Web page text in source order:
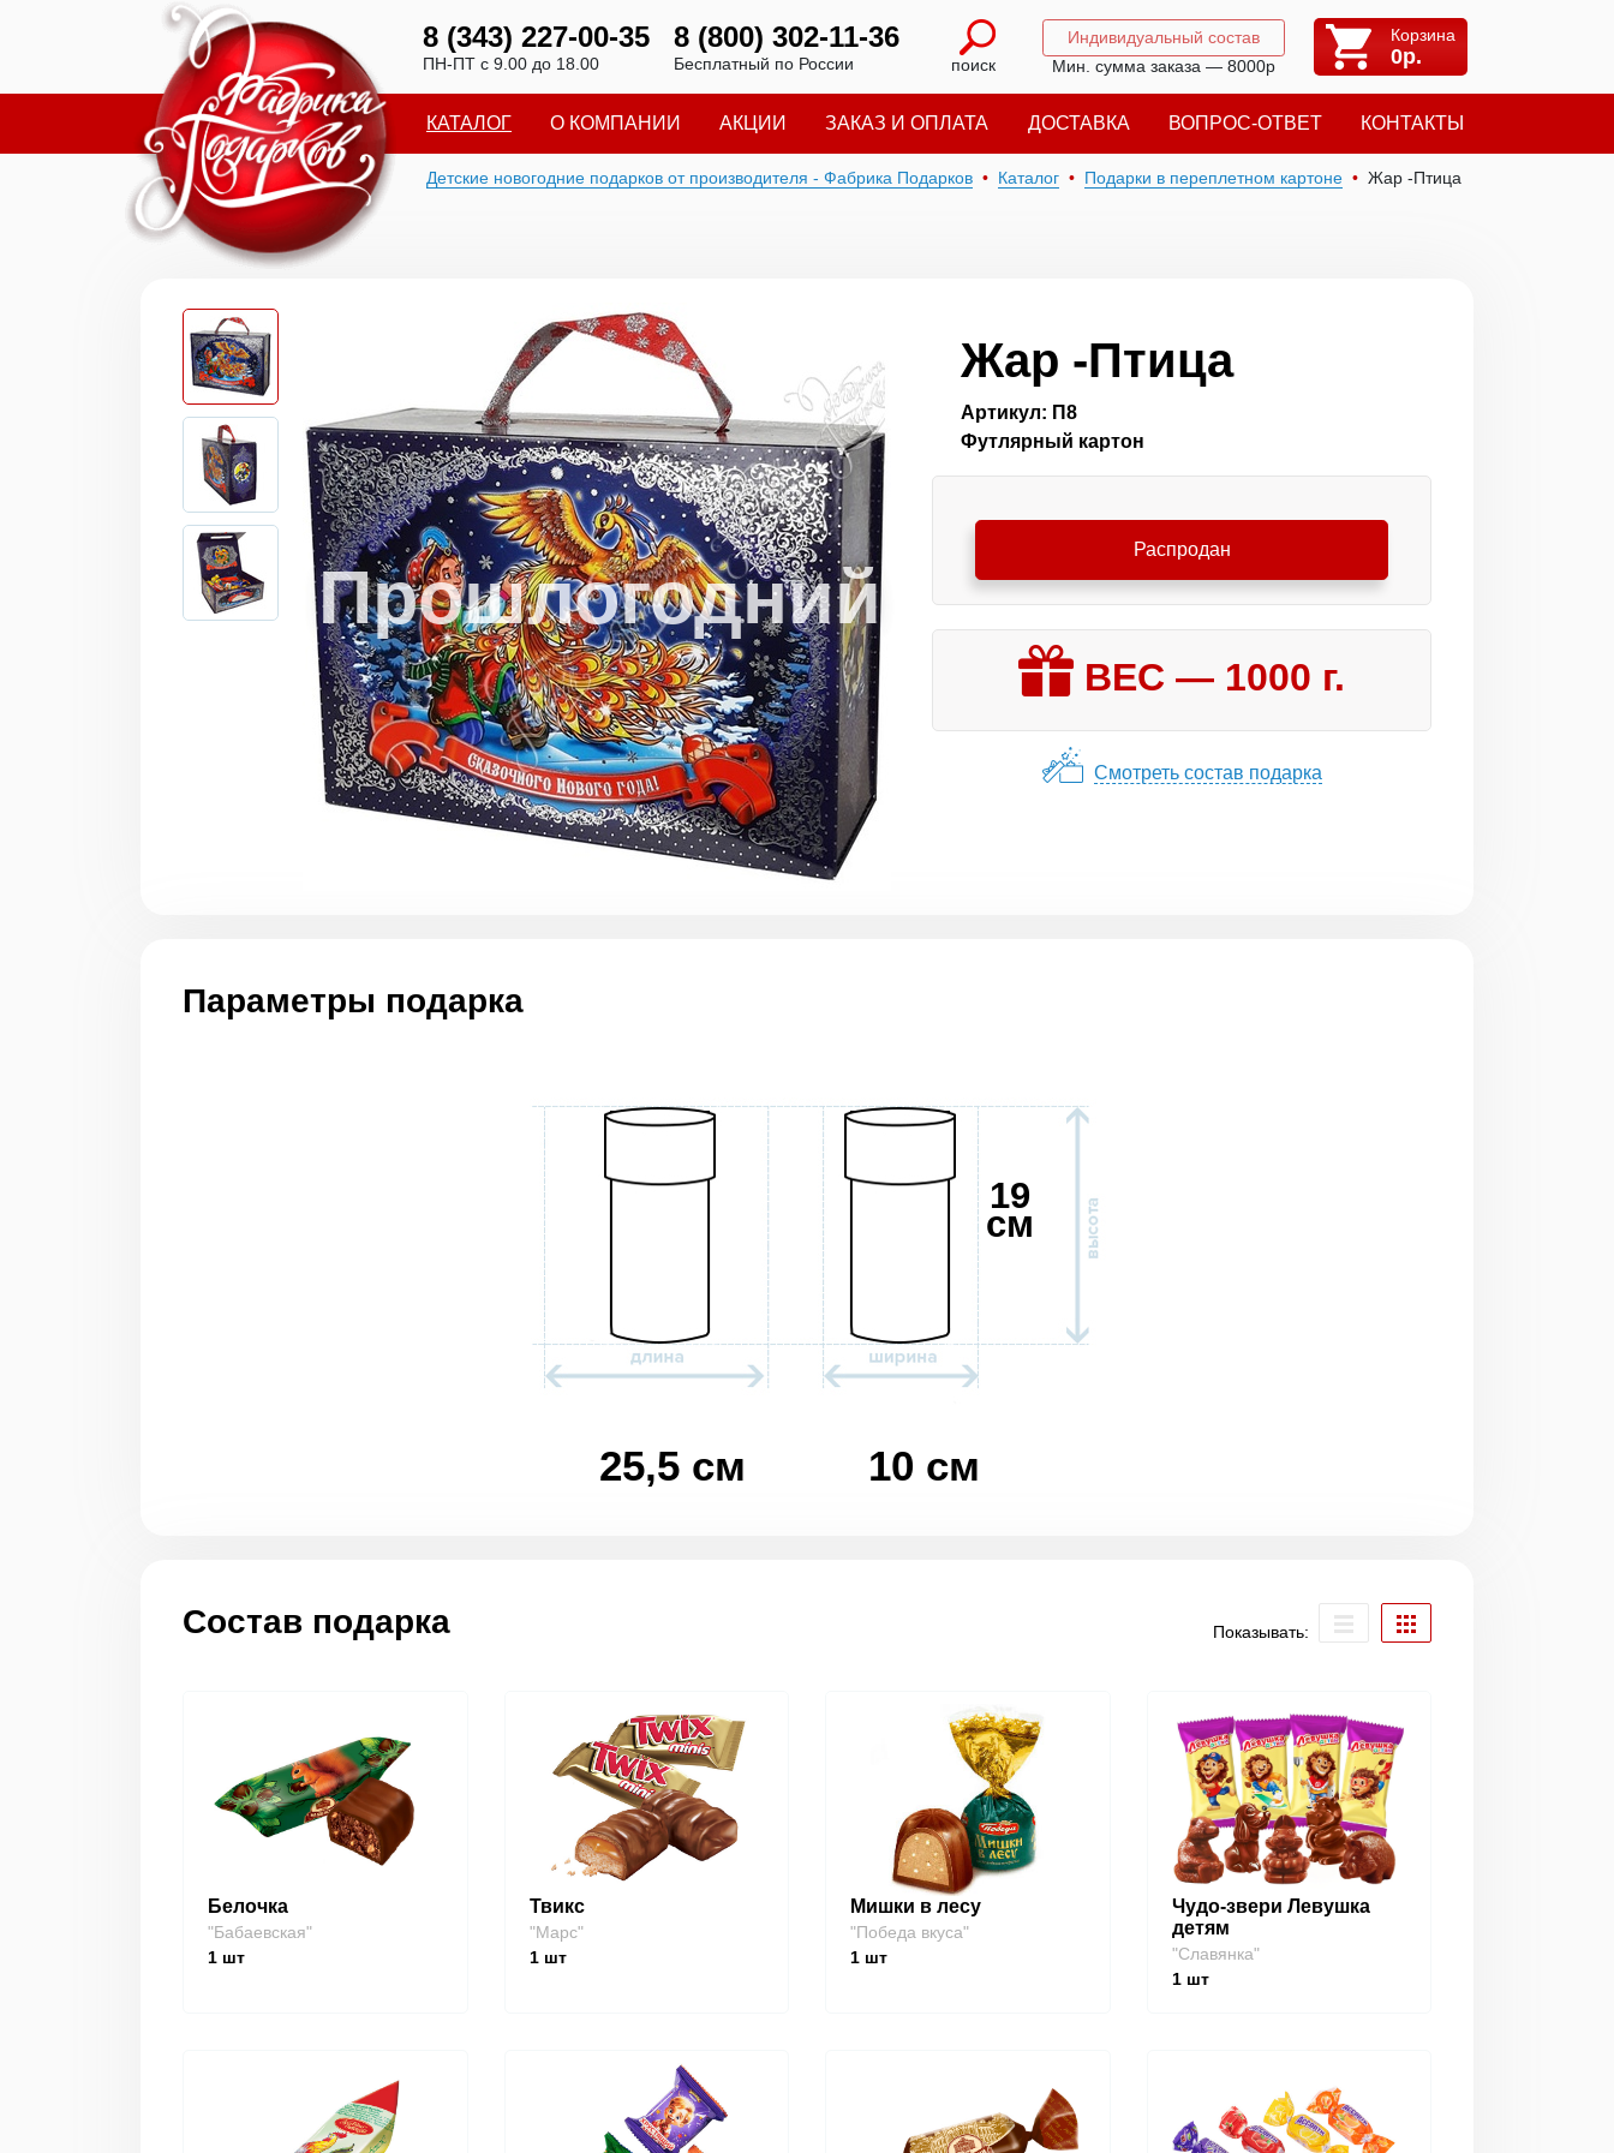
8 (343) 227-00-35
ПН-ПТ с 9.00 до 18.00
8 (800) 302-11-36
Бесплатный по России поиск
Индивидуальный состав
Мин. сумма заказа — 8000р
Корзина
0р.
КАТАЛОГ О КОМПАНИИ АКЦИИ ЗАКАЗ И ОПЛАТА ДОСТАВКА ВОПРОС-ОТВЕТ КОНТАКТЫ
Детские новогодние подарков от производителя - Фабрика Подарков Каталог Подарки в переплетном картоне Жар -Птица
Жар -Птица
Артикул: П8
Футлярный картон
Распродан
ВЕС — 1000 г.
Смотреть состав подарка
Параметры подарка
25,5 см 10 см
19
см
Состав подарка Показывать:
Белочка
"Бабаевская"
1 шт
Твикс
"Марс"
1шт
Мишки в лесу
"Победа вкуса"
1 шт
Чудо-звери Левушка
детям
"Славянка"
1шт